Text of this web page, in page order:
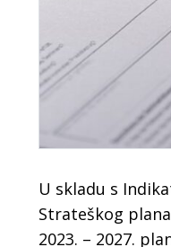
U skladu s
Strateškog
2023. – 2027.